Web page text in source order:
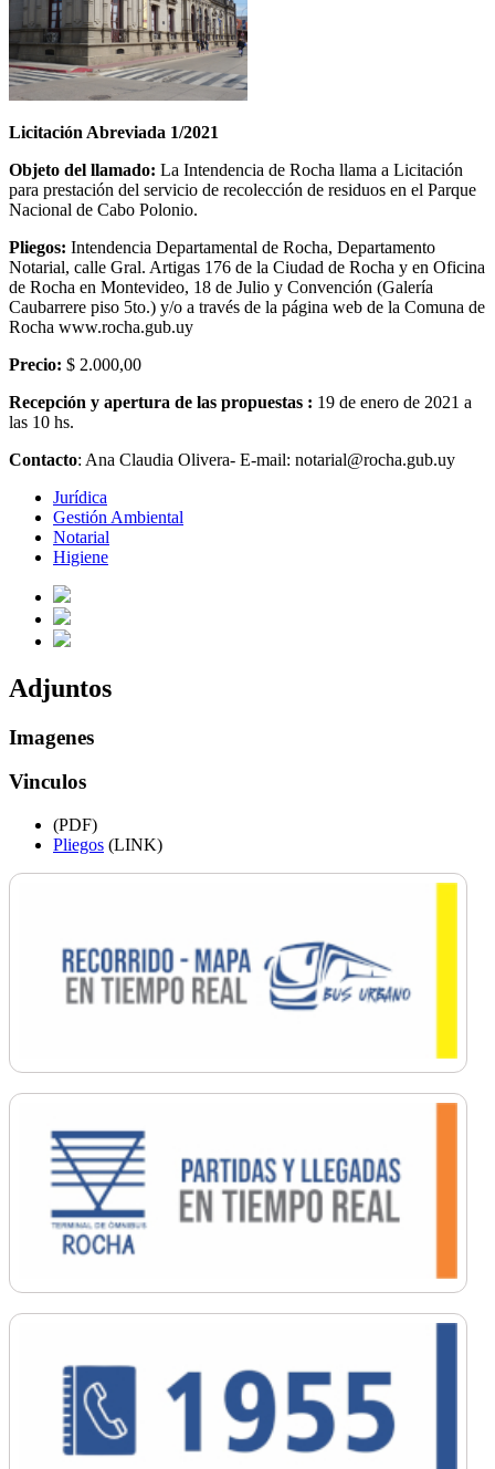
Licitación Abreviada 1/2021
Objeto del llamado: La Intendencia de Rocha llama a Licitación
para prestación del servicio de recolección de residuos en el Parque
Nacional de Cabo Polonio.
Pliegos: Intendencia Departamental de Rocha, Departamento
Notarial, calle Gral. Artigas 176 de la Ciudad de Rocha y en Oficina
de Rocha en Montevideo, 18 de Julio y Convención (Galería
Caubarrere piso 5to.) y/o a través de la página web de la Comuna de
Rocha www.rocha.gub.uy
Precio: $ 2.000,00
Recepción y apertura de las propuestas : 19 de enero de 2021 a
las 10 hs.
Contacto: Ana Claudia Olivera- E-mail: notarial@rocha.gub.uy
Jurídica
Gestión Ambiental
Notarial
Higiene
Adjuntos
Imagenes
Vinculos
(PDF)
Pliegos (LINK)